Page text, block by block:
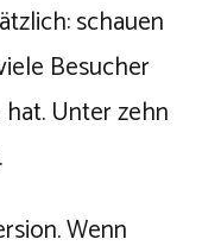
schauen
Besucher
Unter zehn
Wenn